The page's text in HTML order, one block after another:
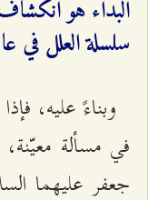
البداء هو
سلسلة العلل في
وبناءً عليه،
في مسألة
جعفر عليهما